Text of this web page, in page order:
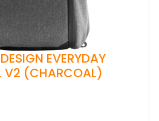
EVERYDAY
V2 (CHARCOAL)